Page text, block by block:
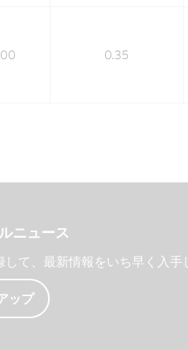
0.35
ニュース
して、最新情報をいち早く入手
ップ